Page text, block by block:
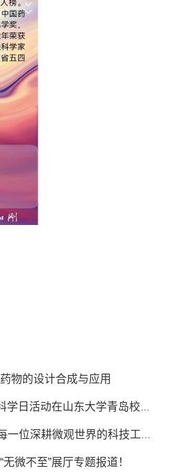
物的设计合成与应用
微不至”展厅专题报道！